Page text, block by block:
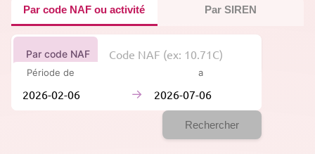
Par code NAF ou activité Par SIREN
Par code NAF
Période de à
→
Rechercher